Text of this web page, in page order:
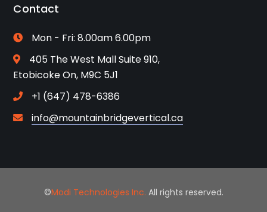
Contact
Mon - Fri: 8.00am 6.00pm
405 The West Mall Suite 910,
Etobicoke On, M9C 5J1
+1 (647) 478-6386
info@mountainbridgevertical.ca
©Modi Technologies Inc. All rights reserved.